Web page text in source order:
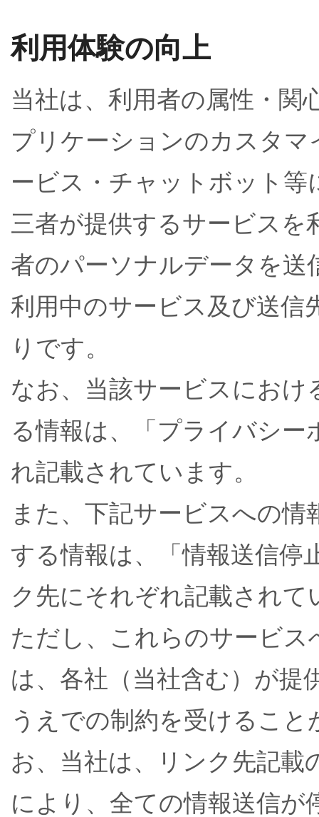
利用体験の向上
当社は、利用者の属性・関
プリケーションのカスタ
ービス・チャットボット
三者が提供するサービスを
者のパーソナルデータを送
利用中のサービス及び送信
りです。
なお、当該サービスにお
る情報は、「プライバシ
れ記載されています。
また、下記サービスへの
する情報は、「情報送信停
ク先にそれぞれ記載されて
ただし、これらのサービ
は、各社（当社含む）が提
うえでの制約を受けるこ
お、当社は、リンク先記載
により、全ての情報送信